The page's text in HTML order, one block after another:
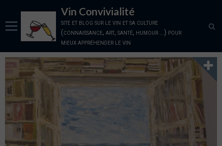
Vin Convivialité
site et blog sur le vin et sa culture
(connaissance, art, santé, humour ...) pour
mieux appréhender le vin
Panier
Votre compte
Accueil
la Cave: vins disponibles sur la plateforme
les vignerons partenaires